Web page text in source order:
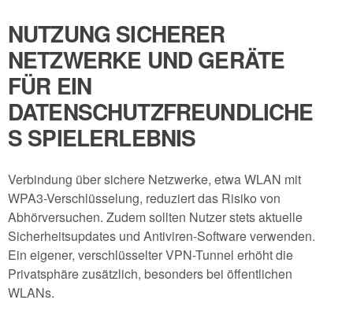
NUTZUNG SICHERER
NETZWERKE UND GERÄTE
FÜR EIN
DATENSCHUTZFREUNDLICHE
S SPIELERLEBNIS
Verbindung über sichere Netzwerke, etwa WLAN mit
WPA3-Verschlüsselung, reduziert das Risiko von
Abhörversuchen. Zudem sollten Nutzer stets aktuelle
Sicherheitsupdates und Antiviren-Software verwenden.
Ein eigener, verschlüsselter VPN-Tunnel erhöht die
Privatsphäre zusätzlich, besonders bei öffentlichen
WLANs.